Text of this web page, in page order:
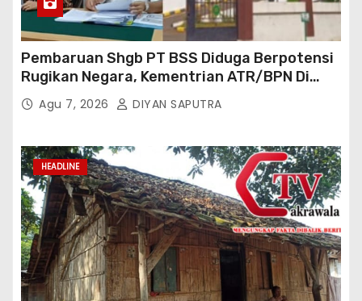
Pembaruan Shgb PT BSS Diduga Berpotensi
Rugikan Negara, Kementrian ATR/BPN Di
Gugat Di PTUN Jakarta
Agu 7, 2026 DIYAN SAPUTRA
HEADLINE